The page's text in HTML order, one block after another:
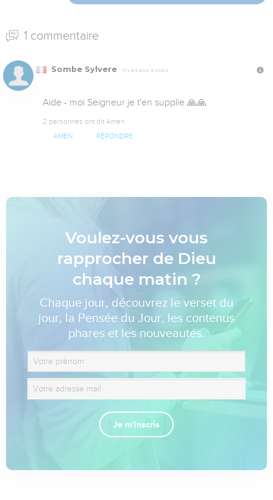
1 commentaire
Sombe Sylvere Il y a 5 ans, 5 mois
Aide - moi Seigneur je t'en supplie 🙏🙏
2 personnes ont dit Amen
AMEN RÉPONDRE
Voulez-vous vous
rapprocher de Dieu
chaque matin ?
Chaque jour, découvrez le verset du
jour, la Pensée du Jour, les contenus
phares et les nouveautés.
Je m'inscris